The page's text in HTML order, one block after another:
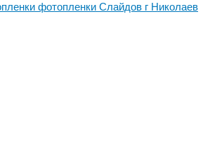
фотопленки Слайдов г Николаев